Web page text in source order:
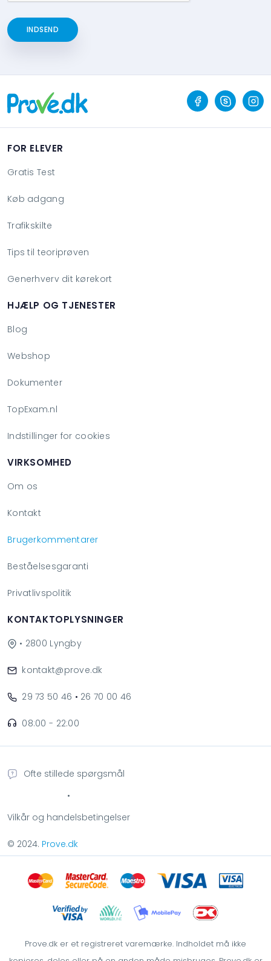
INDSEND
FOR ELEVER
Gratis Test
Køb adgang
Trafikskilte
Tips til teoriprøven
Generhverv dit kørekort
HJÆLP OG TJENESTER
Blog
Webshop
Dokumenter
TopExam.nl
Indstillinger for cookies
VIRKSOMHED
Om os
Kontakt
Brugerkommentarer
Beståelsesgaranti
Privatlivspolitik
KONTAKTOPLYSNINGER
• 2800 Lyngby
kontakt@prove.dk
29 73 50 46 • 26 70 00 46
08:00 - 22:00
Ofte stillede spørgsmål
•
Vilkår og handelsbetingelser
© 2024. Prove.dk
Prove.dk er et registreret varemærke. Indholdet må ikke